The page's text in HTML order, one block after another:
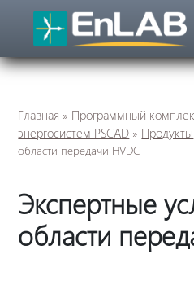
Главная » Программный
энергосистем PSCAD » Продукты
области передачи HVDC
Экспертные
области